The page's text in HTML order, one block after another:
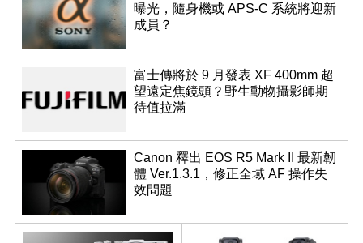
曝光，隨身機或 APS-C 系統將迎新
成員？
富士傳將於 9 月發表 XF 400mm 超
望遠定焦鏡頭？野生動物攝影師期
待值拉滿
Canon 釋出 EOS R5 Mark II 最新韌
體 Ver.1.3.1，修正全域 AF 操作失
效問題